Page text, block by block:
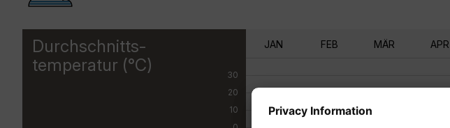
Durchschnitts-
temperatur (°C)
30
20
10
JAN FEB MÄR APR